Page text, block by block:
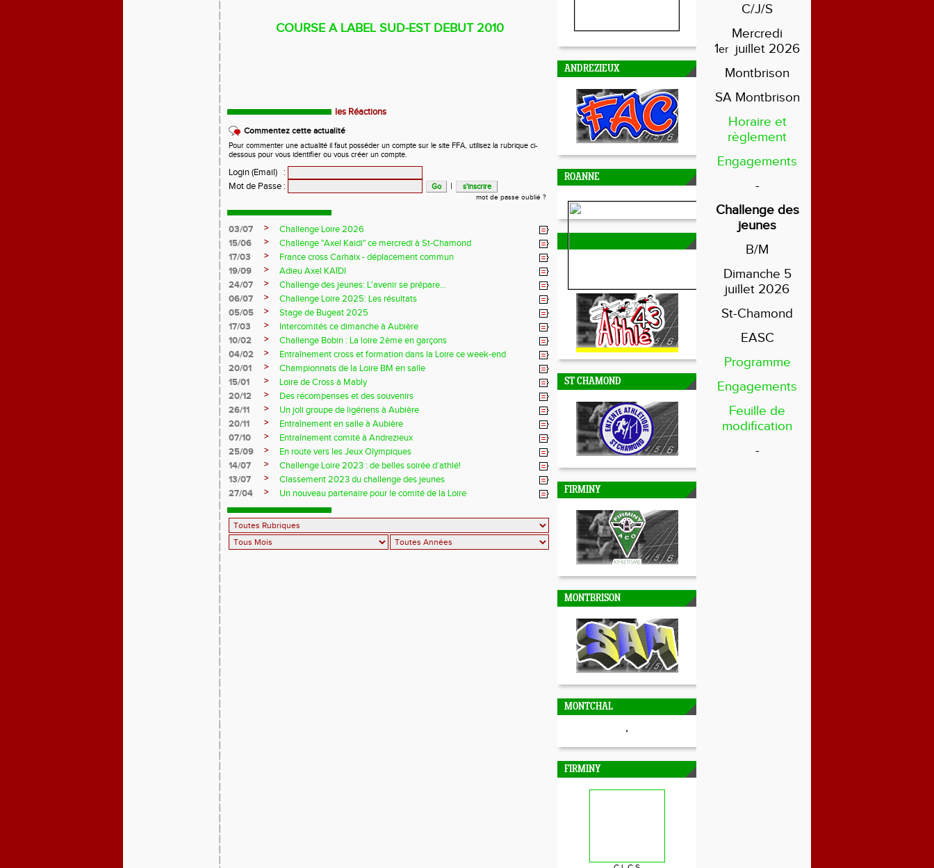
COURSE A LABEL SUD-EST DEBUT 2010
les Réactions
Commentez cette actualité
Pour commenter une actualité il faut posséder un compte sur le site FFA, utilisez la rubrique ci-
dessous pour vous identifier ou vous créer un compte.
Login (Email)
:
Mot de Passe : |
mot de passe oublié ?
03/07 >
Challenge Loire 2026
15/06
>
Challenge "Axel Kaidi" ce mercredi à St-Chamond
17/03
>
France cross Carhaix - déplacement commun
19/09
>
Adieu Axel KAÏDI
24/07
>
Challenge des jeunes: L'avenir se prépare...
06/07
>
Challenge Loire 2025: Les résultats
05/05
>
Stage de Bugeat 2025
17/03
>
Intercomités ce dimanche à Aubière
10/02
>
Challenge Bobin : La loire 2ème en garçons
04/02
>
Entraînement cross et formation dans la Loire ce week-end
20/01
>
Championnats de la Loire BM en salle
15/01
>
Loire de Cross à Mably
20/12
>
Des récompenses et des souvenirs
26/11
>
Un joli groupe de ligériens à Aubière
20/11
>
Entraînement en salle à Aubière
07/10
>
Entraînement comité à Andrezieux
25/09
>
En route vers les Jeux Olympiques
14/07
>
Challenge Loire 2023 : de belles soirée d’athlé!
13/07
>
Classement 2023 du challenge des jeunes
27/04
> Un nouveau partenaire pour le comité de la Loire
ANDREZIEUX
ROANNE
DUNIERES
ST CHAMOND
FIRMINY
MONTBRISON
MONTCHAL
FIRMINY
C/J/S
Mercredi
1er juillet 2026
Montbrison
SA Montbrison
Horaire et
règlement
Engagements
-
Challenge des
jeunes
B/M
Dimanche 5
juillet 2026
St-Chamond
EASC
Programme
Engagements
Feuille de
modification
-